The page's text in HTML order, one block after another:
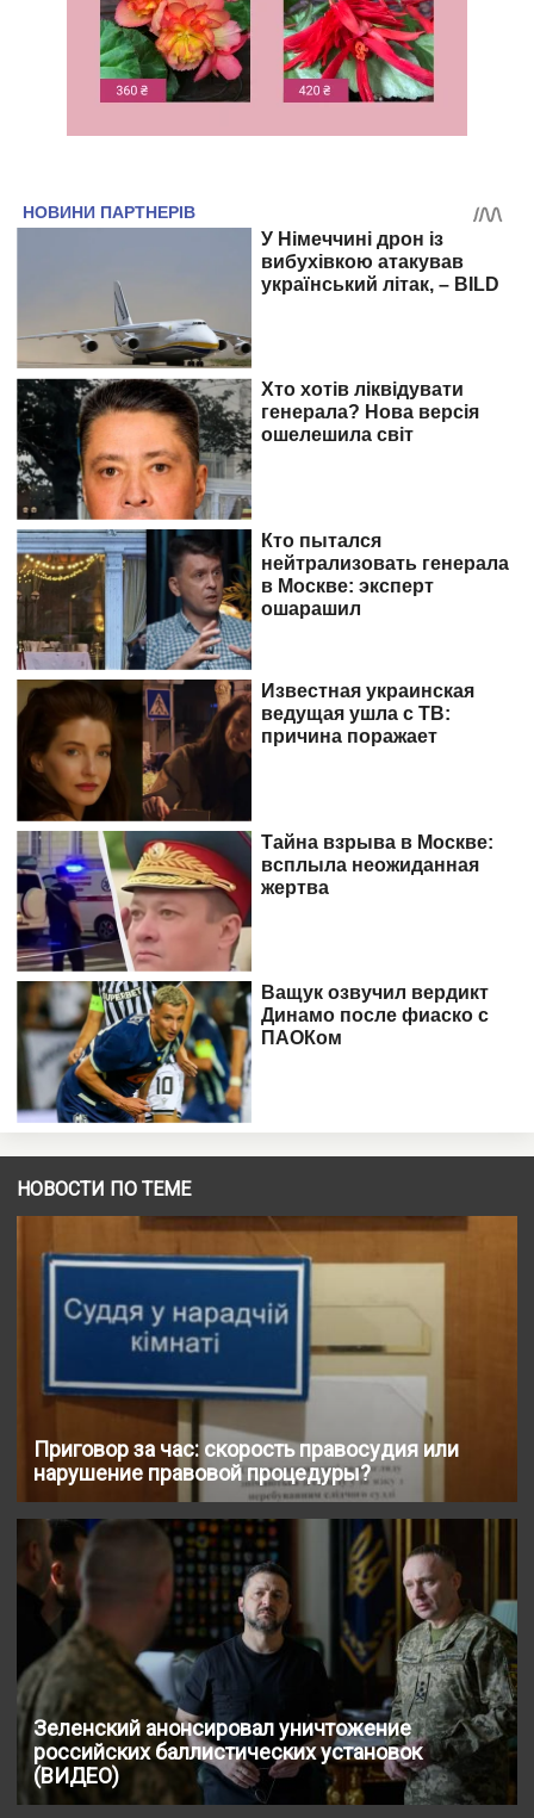
НОВОСТИ ПО ТЕМЕ
Приговор за час: скорость правосудия или
нарушение правовой процедуры?
Зеленский анонсировал уничтожение
российских баллистических установок
(ВИДЕО)